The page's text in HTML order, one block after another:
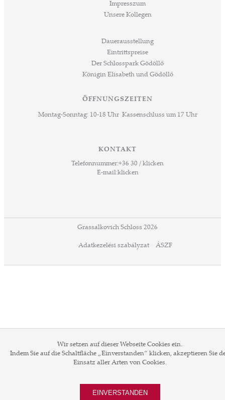
Impresszum
Unsere Kollegen
Dauerausstellung
Eintrittspreise
Der Schlosspark Gödöllő
Königin Elisabeth und Gödöllő
ÖFFNUNGSZEITEN
Montag-Sonntag: 10-18 Uhr Kassenschluss um 17 Uhr
KONTAKT
Telefonnummer:+36 30 / klicken
E-mail:klicken
Grassalkovich Schloss 2026
Adatkezelési szabályzat ÁSZF
Wir setzen auf dieser Webseite Cookies ein.
Indem Sie auf die Schaltfläche „Einverstanden“ klicken, akzeptieren Sie
Einsatz aller Arten von Cookies.
EINVERSTANDEN